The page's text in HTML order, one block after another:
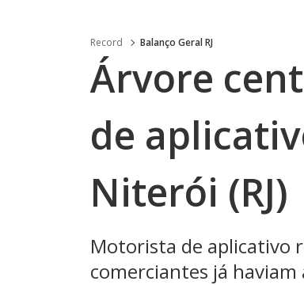
Record Balanço Geral RJ
Árvore
de
Niterói (RJ)
Motorista de aplicativo
comerciantes já